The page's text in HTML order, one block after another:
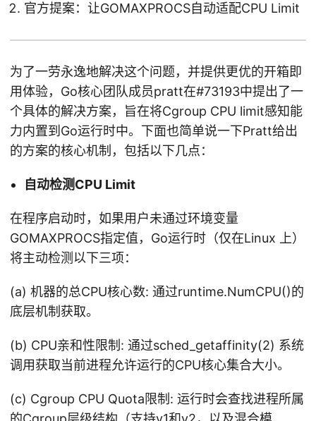
官方提案：让GOMAXPROCS自动适配CPU Limit
为了一劳永逸地解决这个问题，并提供更优的开箱即
用体验，Go核心团队成员pratt在#73193中提出了一
个具体的解决方案，旨在将Cgroup CPU limit感知能
力内置到Go运行时中。下面也简单说一下Pratt给出
的方案的核心机制，包括以下几点：
自动检测CPU Limit
在程序启动时，如果用户未通过环境变量
GOMAXPROCS指定值，Go运行时（仅在Linux 上）
将主动检测以下三项：
(a) 机器的总CPU核心数: 通过runtime.NumCPU()的
底层机制获取。
(b) CPU亲和性限制: 通过sched_getaffinity(2) 系统
调用获取当前进程允许运行的CPU核心集合大小。
(c) Cgroup CPU Quota限制: 运行时会查找进程所属